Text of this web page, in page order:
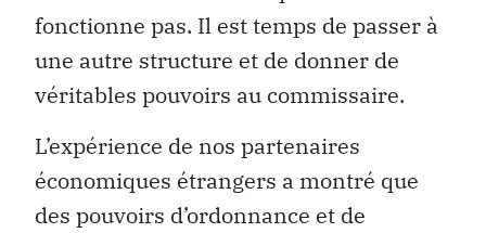
fonctionne pas. Il est temps de passer à
une autre structure et de donner de
véritables pouvoirs au commissaire.
L’expérience de nos partenaires
économiques étrangers a montré que
des pouvoirs d’ordonnance et de